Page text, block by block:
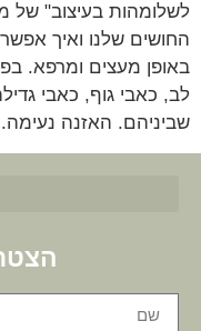
לשלומהות בעיצוב" של
החושים שלנו ואיך
באופן מעצים ומרפא.
לב, כאבי גוף, כאבי
שביניהם. האזנה נעימה.